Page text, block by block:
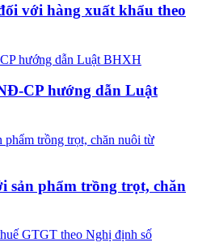
với hàng xuất khẩu theo
CP hướng dẫn Luật
sản phẩm trồng trọt, chăn